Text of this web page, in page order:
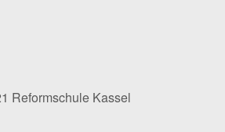
Reformschule Kassel